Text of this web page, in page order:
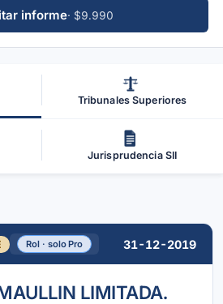
informe· $9.990
Tribunales Superiores
Jurisprudencia SII
Rol · solo Pro 31-12-2019
LIMITADA.